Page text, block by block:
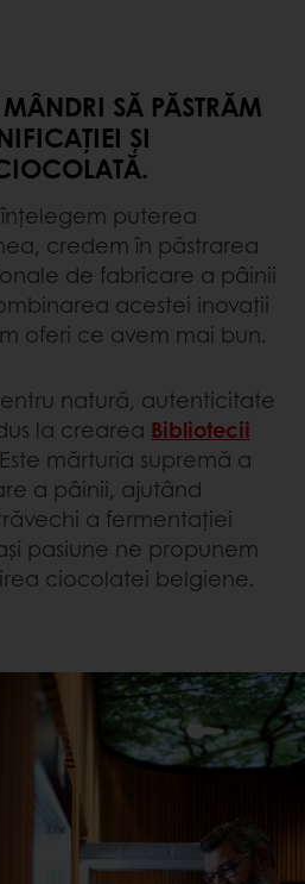
SĂ PĂSTRĂM
ȘI
puterea
credem în păstrarea
de fabricare a pâinii
acestei inovații
oferi ce avem mai bun.
natură, autenticitate
la crearea Bibliotecii
mărturia supremă a
a pâinii, ajutând
a fermentației
pasiune ne propunem
ciocolatei belgiene.